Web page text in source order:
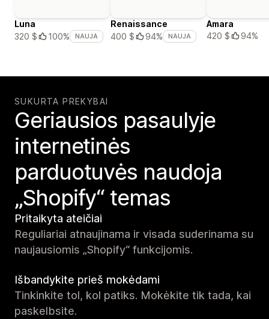
Luna
320 $
100% NAUJA
Renaissance
400 $
94% NAUJA
Amara
420 $
94%
SUKURTA PREKYBAI
Geriausios pasaulyje
internetinės
parduotuvės naudoja
„Shopify“ temas
Pritaikyta ateičiai
Reguliariai atnaujinama ir visada suderinama su
naujausiomis „Shopify“ funkcijomis.
Išbandykite prieš mokėdami
Tinkinkite tol, kol patiks. Mokėkite tik tada, kai
paskelbsite.